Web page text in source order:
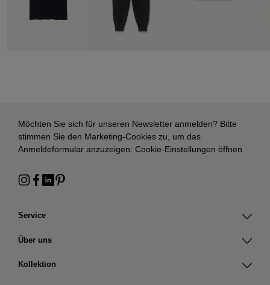
Service
Über uns
Kollektion
Möchten Sie sich für unseren Newsletter anmelden? Bitte
stimmen Sie den Marketing-Cookies zu, um das
Anmeldeformular anzuzeigen: Cookie-Einstellungen öffnen